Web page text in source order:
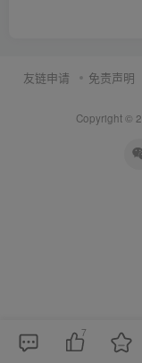
友链申请 免责声明
Copyright ©
7